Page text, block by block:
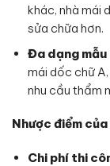
khác, nhà mái
sửa chữa hơn.
Đa dạng mẫu
mái dốc chữ
nhu cầu thẩm
Nhược điểm
Chi phí thi